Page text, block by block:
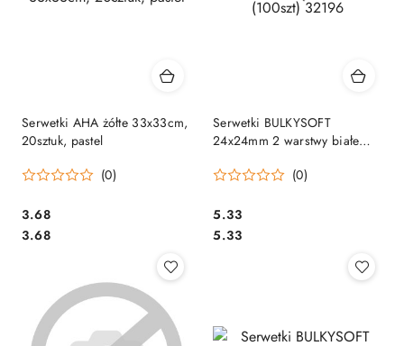
Serwetki AHA żółte 33x33cm,
20sztuk, pastel
(0)
Cena:
3.68
Cena:
3.68
Serwetki BULKYSOFT
24x24mm 2 warstwy białe
(0)
Cena:
5.33
Cena:
5.33